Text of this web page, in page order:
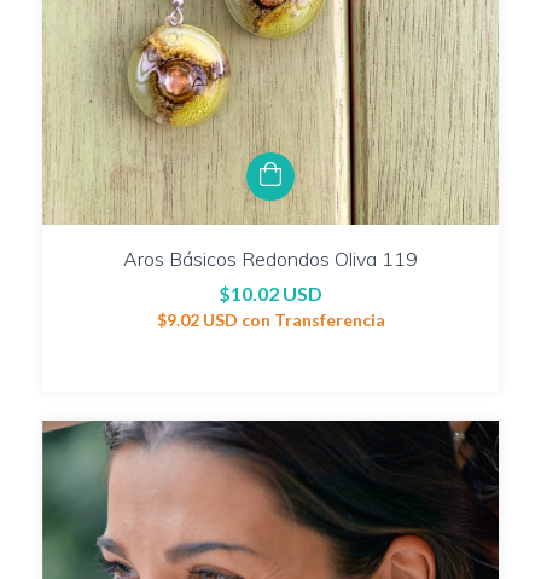
Aros Básicos Redondos Oliva 119
$10.02 USD
$9.02 USD con Transferencia